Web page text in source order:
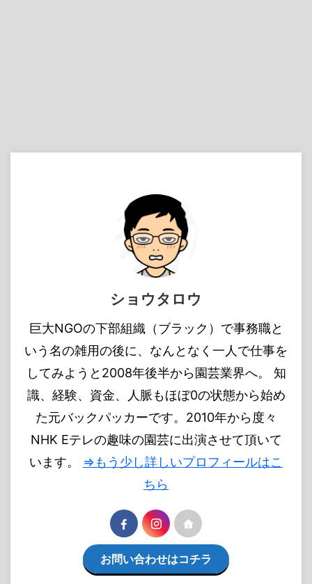
ショウタロウ
巨大NGOの下部組織（ブラック）で事務職と
いう名の雑用の後に、なんとなく一人で仕事を
してみようと2008年後半から園芸業界へ。 知
識、経験、資金、人脈もほぼ0の状態から始め
た元バックパッカーです。2010年から度々
NHK Eテレの趣味の園芸に出演させて頂いて
います。 ⇒もう少し詳しいプロフィールはこ
ちら
お問い合わせはコチラ